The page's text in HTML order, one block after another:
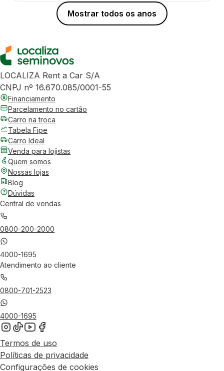
Mostrar todos os anos
LOCALIZA Rent a Car S/A
CNPJ nº 16.670.085/0001-55
Financiamento
Parcelamento no cartão
Carro na troca
Tabela Fipe
Carro Ideal
Venda para lojistas
Quem somos
Nossas lojas
Blog
Dúvidas
Central de vendas
0800-200-2000
4000-1695
Atendimento ao cliente
0800-701-2523
4000-1695
Termos de uso
Políticas de privacidade
Configurações de cookies